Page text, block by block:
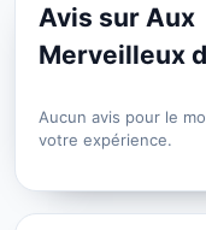
Avis sur Aux
Merveilleux
Aucun avis pour le
votre expérience.